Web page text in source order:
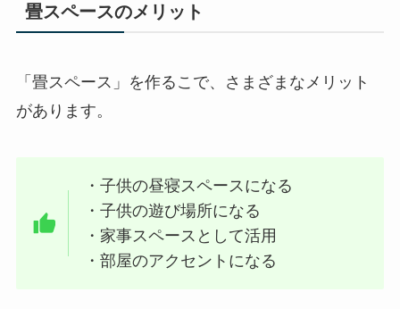
畳スペースのメリット
「畳スペース」を作るこで、さまざまなメリット
があります。
・子供の昼寝スペースになる
・子供の遊び場所になる
・家事スペースとして活用
・部屋のアクセントになる